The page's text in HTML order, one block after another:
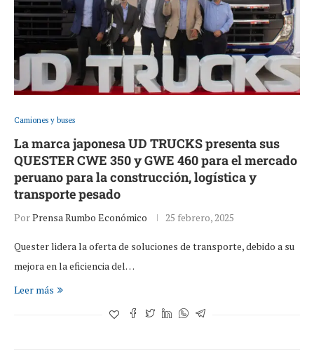
Camiones y buses
La marca japonesa UD TRUCKS presenta sus
QUESTER CWE 350 y GWE 460 para el mercado
peruano para la construcción, logística y
transporte pesado
PorPrensa Rumbo Económico 25 febrero, 2025
Quester lidera la oferta de soluciones de transporte, debido a su
mejora en la eficiencia del…
Leer más